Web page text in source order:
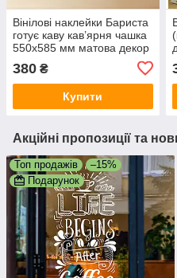
Вінілові наклейки Бариста
готує каву кав’ярня чашка
550х585 мм матова декор
380 ₴
Купити
Акційні пропозиції та
Топ продажів
–15%
Подарунок